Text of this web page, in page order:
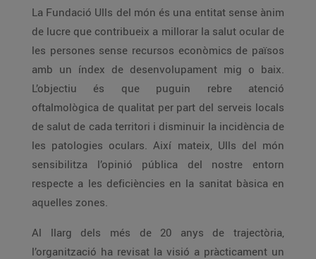
La Fundació Ulls del món és una entitat sense ànim
de lucre que contribueix a millorar la salut ocular de
les persones sense recursos econòmics de països
amb un índex de desenvolupament mig o baix.
L’objectiu és que puguin rebre atenció
oftalmològica de qualitat per part del serveis locals
de salut de cada territori i disminuir la incidència de
les patologies oculars. Així mateix, Ulls del món
sensibilitza l’opinió pública del nostre entorn
respecte a les deficiències en la sanitat bàsica en
aquelles zones.
Al llarg dels més de 20 anys de trajectòria,
l’organització ha revisat la visió a pràcticament un